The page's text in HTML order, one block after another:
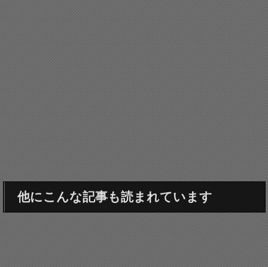
他にこんな記事も読まれています